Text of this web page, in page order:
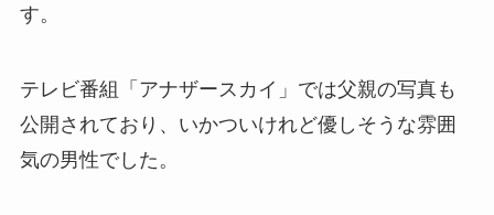
す。
テレビ番組「アナザースカイ」では父親の写真も
公開されており、いかついけれど優しそうな雰囲
気の男性でした。